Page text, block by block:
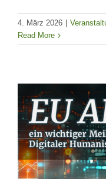
4. März 2026
Read More